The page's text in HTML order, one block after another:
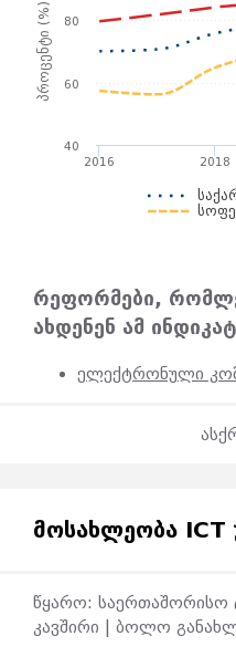
პროცენტი (%)
2016 2018
40
60
80
რეფორმები,
ახდენენ ამ
ელექტრონული
ᲛᲝᲡᲐᲮᲚᲔᲝᲑᲐ ICT
წყარო: საერთაშორისო
კავშირი | ბოლო